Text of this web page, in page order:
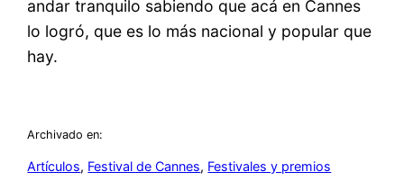
andar tranquilo sabiendo que acá en Cannes
lo logró, que es lo más nacional y popular que
hay.
Archivado en:
Artículos, Festival de Cannes, Festivales y premios